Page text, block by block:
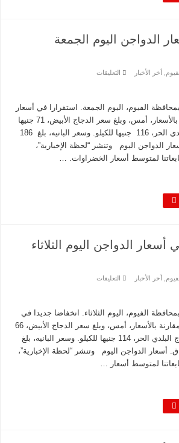
الدواجن اليوم الجمعة
أخر الأخبار التعليقاتعلى
الدواجن
اليوم
الجمعة
بالأسواق
مغلقة
الفيوم، اليوم الجمعة. استقرارا في أسعار
الدواجن البيضاء. مقارنة بالأسعار، أمس، وبلغ سعر الدجاج الأبيض، 71 جنيها
للكيلو. وسعر الدجاج البلدي الحر، 116 جنيها للكيلو. وسعر البانيه، بلغ 186
الدواجن اليوم وتنشر “لحظة الإخبارية”،
لمتوسط أسعار الخضراوات. …
الدواجن اليوم الثلاثاء
أخر الأخبار التعليقاتعلى
أسعار
الدواجن
اليوم
الثلاثاء
بالأسواق
مغلقة
الفيوم، اليوم الثلاثاء. انخفاضا جديدا في
أسعار الدواجن البيضاء. مقارنة بالأسعار، أمس، وبلغ سعر الدجاج الأبيض، 66
جنيها للكيلو. وسعر الدجاج البلدي الحر، 114 جنيها للكيلو. وسعر البانيه، بلغ
أسعار الدواجن اليوم وتنشر “لحظة الإخبارية”،
لمتوسط أسعار …